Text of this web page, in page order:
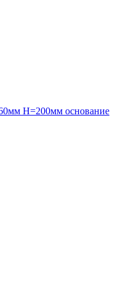
H=200мм основание